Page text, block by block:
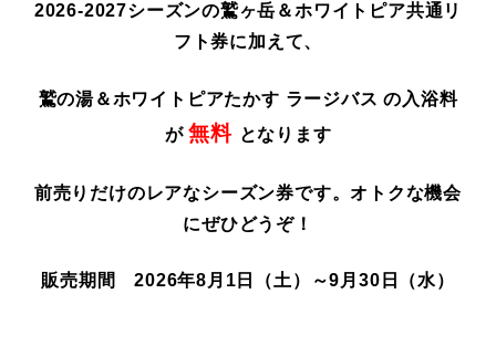
2026-2027シーズンの鷲ヶ岳＆ホワイトピア共通リ
フト券に加えて、
鷲の湯＆ホワイトピアたかす ラージバス の入浴料
が 無料 となります
前売りだけのレアなシーズン券です。オトクな機会
にぜひどうぞ！
販売期間 2026年8月1日（土）～9月30日（水）